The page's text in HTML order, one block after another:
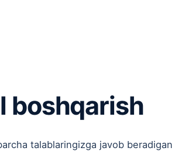
boshqarish
talablaringizga javob beradigan